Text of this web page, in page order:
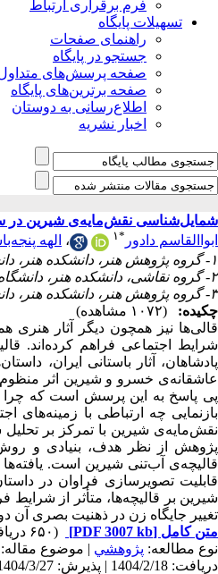
فرم برقراری ارتباط
تسهیلات پایگاه
راهنمای صفحات
جستجو در پایگاه
صفحه پرسش‌های
صفحه برترین‌های پایگاه
اطلاع‌رسانی به دوستان
اخبار نشریه
شمایل‌شناسی نقش‌مایه‌ی شیرین در
ابواالقاسم دادور *۱ ، الهه
۱- گروه پژوهش هنر، دانشکده‌ هنر، دانشگاه الزهرا (س)، تهران، ایران ،
۲- گروه نقاشی، دانشکده‌ هنر، دانشگاه الزهرا (س)، تهران، ایران
۳- گروه پژوهش هنر، دانشکده‌ هنر، دانشگاه الزهرا (س)، تهران، ایران
چکیده:
(۱۰۷۲ مشاهده)
قالی‌ها نیز همچون دیگر آثار هنری
شرایط اجتماعی فراهم کرده‌اند.
پادشاهان، آثار باستانی ایران،
عاشقانه‌ی خسرو و شیرین اثر
پی پاسخ به این پرسش است که چرا
بازنمایی چه ارتباطی با
نقش‌مایه‌ی شیرین با تمرکز بر
پژوهش از نظر هدف، بنیادی و
قالیچه‌ی ‌آب‌تنی شیرین است.
قابلیت تصویرسازی فراوان در
تغییر جایگاه زن در ذهنیت بصری آن
متن کامل [PDF 3007 kb]
(۶۵۰ دریافت)
نوع مطالعه: پژوهشي | موضوع مقاله:
دریافت: 1404/2/18 | پذیرش: 1404/3/27 | انتشار: 1404/4/9